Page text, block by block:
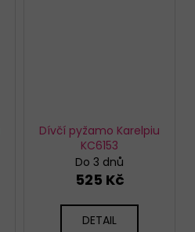
Dívčí pyžamo Karelpiu
KC6153
Do 3 dnů
525 Kč
DETAIL